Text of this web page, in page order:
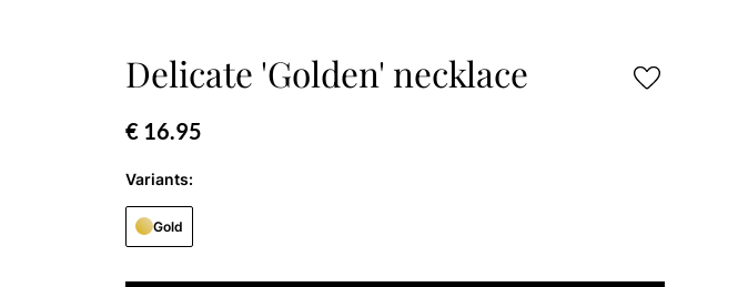
Delicate 'Golden' necklace
€ 16.95
Variants:
Gold